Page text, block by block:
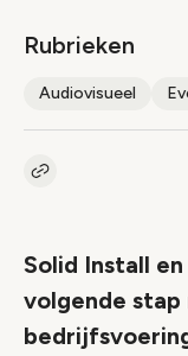
Rubrieken
Audiovisueel
Kopieer link naar
Solid Install
volgende stap